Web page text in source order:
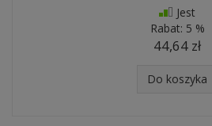
Jest
Rabat: 5 %
44,64 zł
Do koszyka